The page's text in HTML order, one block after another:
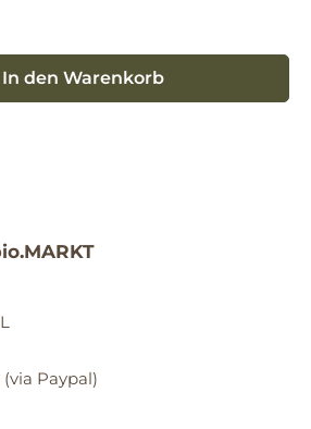
ein oder benutze die Schaltflächen um die
In den Warenkorb
Paypal)